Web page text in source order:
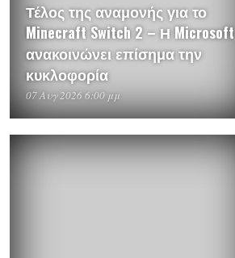
Τέλος της αναμονής για το
Minecraft Switch 2 – Η Microsoft
ανακοινώνει επίσημα την
κυκλοφορία
07 Αυγ 2026 6:00 μμ